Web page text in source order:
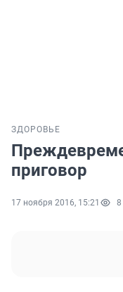
ЗДОРОВЬЕ
приговор
17 ноября 2016, 15:21 8